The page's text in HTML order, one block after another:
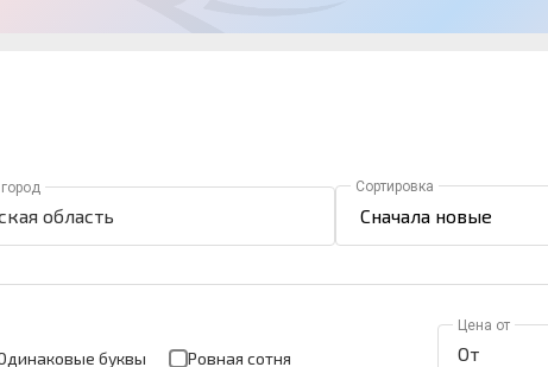
область
Сортировка
буквы
Ровная сотня
Цена от